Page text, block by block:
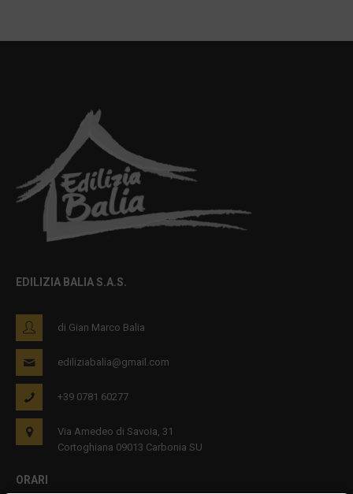
EDILIZIA BALIA S.A.S.
di Gian Marco Balia
ediliziabalia@gmail.com
+39 0781 60277
Via Amedeo di Savoia, 31
Cortoghiana 09013 Carbonia SU
ORARI